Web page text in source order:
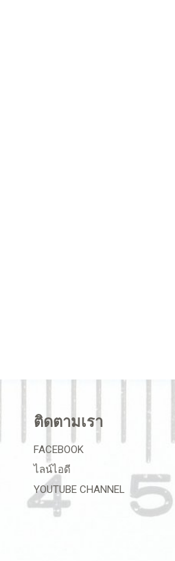
ติดตามเรา
FACEBOOK
ไลน์ไอดี
YOUTUBE CHANNEL